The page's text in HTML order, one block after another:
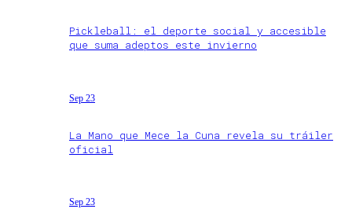
Pickleball: el deporte social y accesible
que suma adeptos este invierno
Sep 23
La Mano que Mece la Cuna revela su tráiler
oficial
Sep 23